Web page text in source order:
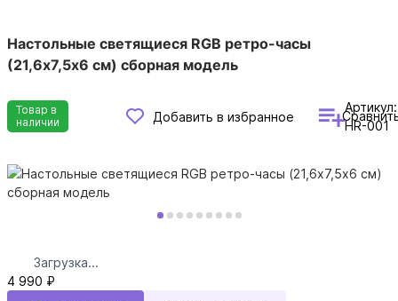
Настольные светящиеся RGB ретро-часы
(21,6x7,5х6 см) сборная модель
Товар в
наличии
Добавить в избранное
Артикул:
HR-001
Загрузка...
4 990 ₽